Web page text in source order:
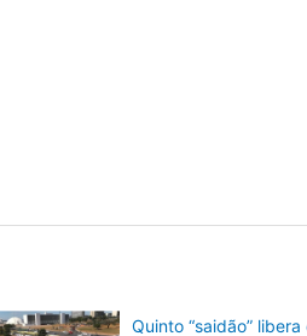
Quinto “saidão”